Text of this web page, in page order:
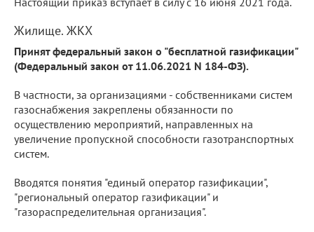
Жилище. ЖКХ
Принят федеральный закон о "бесплатной газификации"
(Федеральный закон от 11.06.2021 N 184-ФЗ).
В частности, за организациями - собственниками систем
газоснабжения закреплены обязанности по
осуществлению мероприятий, направленных на
увеличение пропускной способности газотранспортных
систем.
Вводятся понятия "единый оператор газификации",
"региональный оператор газификации" и
"газораспределительная организация".